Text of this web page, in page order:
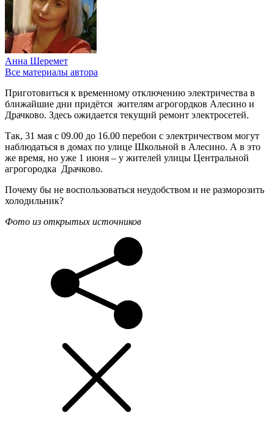
Анна Шеремет
Все материалы автора
Приготовиться к временному отключению электричества в
ближайшие дни придётся жителям агрогордков Алесино и
Драчково. Здесь ожидается текущий ремонт электросетей.
Так, 31 мая с 09.00 до 16.00 перебои с электричеством могут
наблюдаться в домах по улице Школьной в Алесино. А в это
же время, но уже 1 июня – у жителей улицы Центральной
агрогородка Драчково.
Почему бы не воспользоваться неудобством и не разморозить
холодильник?
Фото из открытых источников